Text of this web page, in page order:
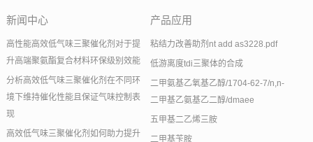
新闻中心
高性能高效低气味三聚催化剂对于提
升高端聚氨酯复合材料环保级别效能
分析高效低气味三聚催化剂在不同环
境下维持催化性能且保证气味控制表
现
高效低气味三聚催化剂如何助力提升
产品应用
粘结力改善助剂nt add as3228.pdf
低游离度tdi三聚体的合成
二甲氨基乙氧基乙醇/1704-62-7/n,n-
二甲基乙氨基乙二醇/dmaee
五甲基二乙烯三胺
二甲基苄胺